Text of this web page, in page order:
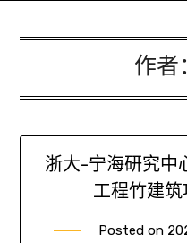
作者
浙大-宁海研究中
工程竹建
Posted on